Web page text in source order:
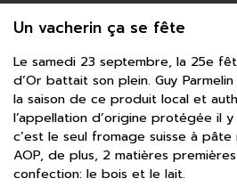
Un vacherin ça se fête
Le samedi 23 septembre, la 25e
d’Or battait son plein. Guy
la saison de ce produit local et
l’appellation d’origine protégée il
c’est le seul fromage suisse à
AOP, de plus, 2 matières
confection: le bois et le lait.